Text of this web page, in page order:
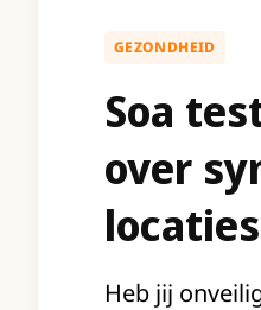
GEZONDHEID
Soa
over
locaties
Heb jij